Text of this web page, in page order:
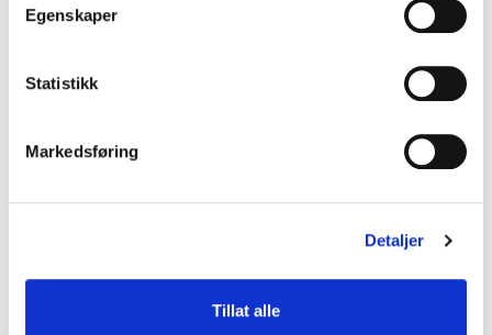
Egenskaper
Statistikk
Markedsføring
Detaljer
Tillat alle